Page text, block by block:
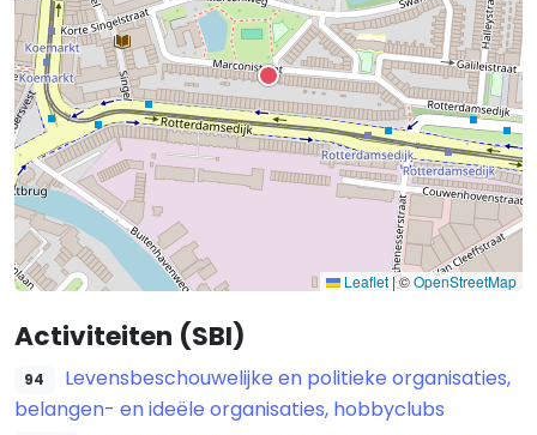
Leaflet |©OpenStreetMap
Activiteiten (SBI)
94
Levensbeschouwelijke en politieke organisaties,
belangen- en ideële organisaties, hobbyclubs